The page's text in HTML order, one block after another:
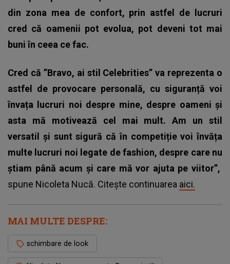
din zona mea de confort, prin astfel de lucruri
cred că oamenii pot evolua, pot deveni tot mai
buni în ceea ce fac.
Cred că ”Bravo, ai stil Celebrities” va reprezenta o
astfel de provocare personală, cu siguranță voi
învața lucruri noi despre mine, despre oameni și
asta mă motivează cel mai mult. Am un stil
versatil și sunt sigură că în competiție voi învăța
multe lucruri noi legate de fashion, despre care nu
știam până acum și care mă vor ajuta pe viitor”,
spune Nicoleta Nucă. Citește continuarea aici.
MAI MULTE DESPRE:
schimbare de look